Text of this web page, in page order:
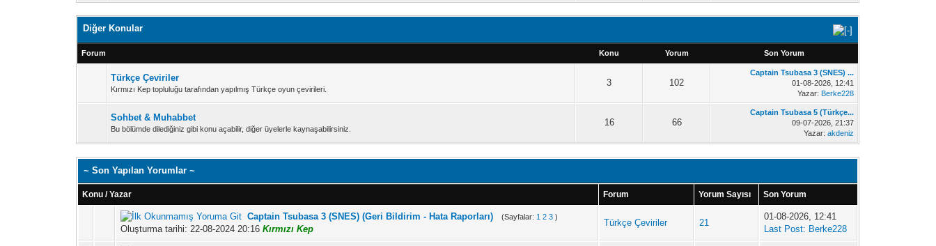
Diğer Konular
Forum Konu Yorum Son Yorum
Türkçe Çeviriler
Kırmızı Kep topluluğu tarafından yapılmış Türkçe oyun çevirileri.
3 102
Captain Tsubasa 3 (SNES) ...
01-08-2026, 12:41
Yazar: Berke228
Sohbet & Muhabbet
Bu bölümde dilediğiniz gibi konu açabilir, diğer üyelerle kaynaşabilirsiniz.
16 66
Captain Tsubasa 5 (Türkçe...
09-07-2026, 21:37
Yazar:akdeniz
~Son Yapılan Yorumlar ~
Konu / Yazar Forum Yorum Sayısı Son Yorum
Captain Tsubasa 3 (SNES) (Geri Bildirim - Hata Raporları) (Sayfalar: 1 2 3 )
Oluşturma tarihi: 22-08-2024 20:16Kırmızı Kep
Türkçe Çeviriler 21
01-08-2026, 12:41
Last Post: Berke228